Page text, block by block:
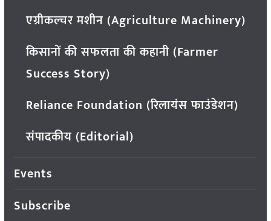
एग्रीकल्चर मशीन (Agriculture Machinery)
किसानों की सफलता की कहानी (Farmer
Success Story)
Reliance Foundation (रिलायंस फाउंडेशन)
संपादकीय (Editorial)
Events
Subscribe